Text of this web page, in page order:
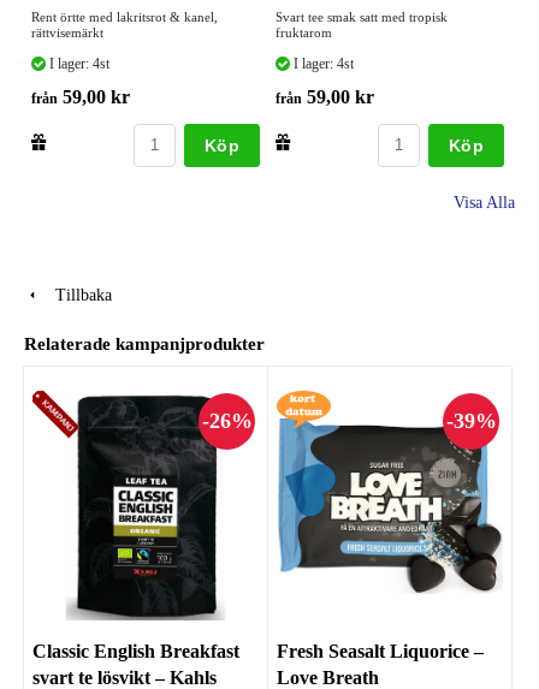
Rent örtte med lakritsrot & kanel,
rättvisemärkt
I lager: 4st
från 59,00 kr
Köp
Svart tee smak satt med tropisk
fruktarom
I lager: 4st
från 59,00 kr
Köp
Visa Alla
Tillbaka
Relaterade kampanjprodukter
Classic English Breakfast
svart te lösvikt – Kahls
Fresh Seasalt Liquorice –
Love Breath